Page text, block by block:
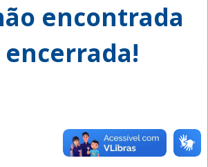
encontrada
encerrada!